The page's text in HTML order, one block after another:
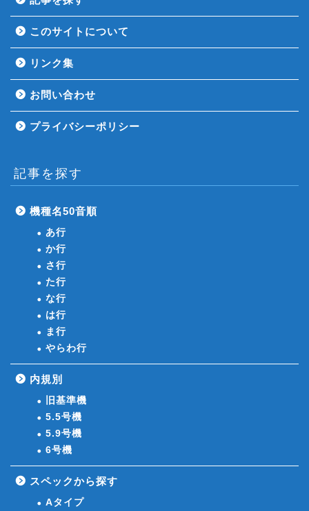
このサイトについて
リンク集
お問い合わせ
プライバシーポリシー
記事を探す
機種名50音順
あ行
か行
さ行
た行
な行
は行
ま行
やらわ行
内規別
旧基準機
5.5号機
5.9号機
6号機
スペックから探す
Aタイプ